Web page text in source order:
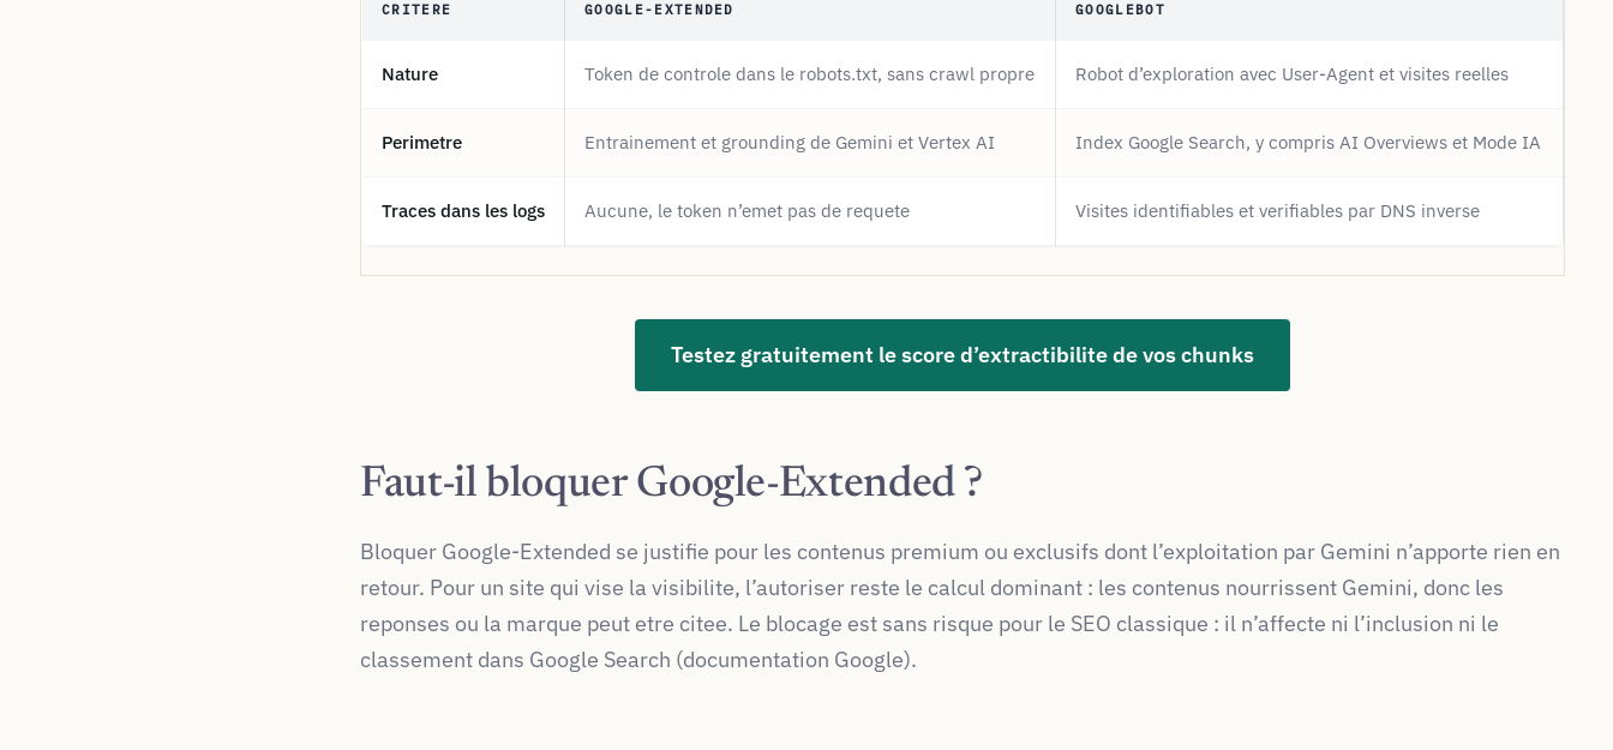
CRITERE GOOGLE-EXTENDED GOOGLEBOT
Nature Token de controle dans le robots.txt, sans crawl propre Robot d’exploration avec User-Agent et visites reelles
Perimetre Entrainement et grounding de Gemini et Vertex AI Index Google Search, y compris AI Overviews et Mode IA
Traces dans les logs Aucune, le token n’emet pas de requete Visites identifiables et verifiables par DNS inverse
Testez gratuitement le score d’extractibilite de vos chunks
Faut-il bloquer Google-Extended ?
Bloquer Google-Extended se justifie pour les contenus premium ou exclusifs dont l’exploitation par Gemini n’apporte rien en
retour. Pour un site qui vise la visibilite, l’autoriser reste le calcul dominant : les contenus nourrissent Gemini, donc les
reponses ou la marque peut etre citee. Le blocage est sans risque pour le SEO classique : il n’affecte ni l’inclusion ni le
classement dans Google Search (documentation Google).